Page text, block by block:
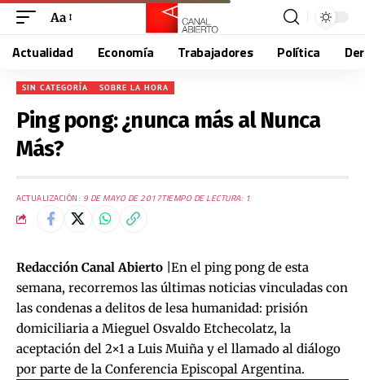
Aa
Actualidad Economía Trabajadores Política
SIN CATEGORÍA SOBRE LA HORA
Ping pong: ¿nunca más al Nunca
Más?
ACTUALIZACIÓN: 9 DE MAYO DE 2017TIEMPO DE LECTURA: 1
Redacción Canal Abierto |En el ping pong de esta
semana, recorremos las últimas noticias vinculadas con
las condenas a delitos de lesa humanidad: prisión
domiciliaria a Mieguel Osvaldo Etchecolatz, la
aceptación del 2×1 a Luis Muiña y el llamado al diálogo
por parte de la Conferencia Episcopal Argentina.